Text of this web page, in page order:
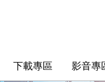
下載專區 影音專